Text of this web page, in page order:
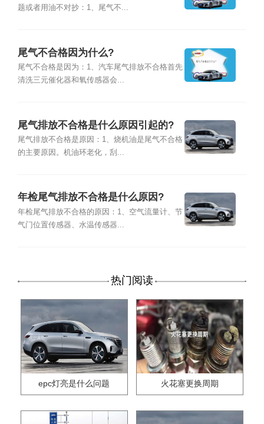
题或者用油不对抄：1、尾气不...
尾气不合格因为什么?
尾气不合格是因为：1、汽车尾气排放不合格首先
清洗三元催化器和氧传感器会...
尾气排放不合格是什么原因引起的?
尾气排放不合格是原因：1、烧机油是尾气不合格
的主要原因。机油环老化，刮...
年检尾气排放不合格是什么原因?
年检尾气排放不合格的原因：1、空气流量计、节
气门位置传感器、水温传感器...
热门阅读
epc灯亮是什么问题 火花塞更换周期